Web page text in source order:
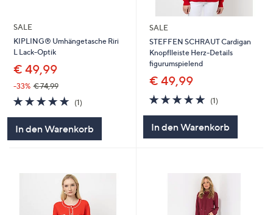
SALE
KIPLING® Umhängetasche Riri
L Lack-Optik
€ 49,99
-33% € 74,99
5.0
von
(1)1
In den Warenkorb
SALE
STEFFEN SCHRAUT Cardigan
Knopflleiste Herz-Details
figurumspielend
€ 49,99
5.0
von
(1)1
In den Warenkorb